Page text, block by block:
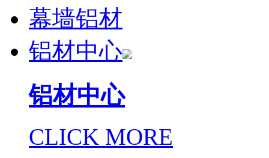
幕墙铝材
铝材中心
铝材中心
CLICK MORE